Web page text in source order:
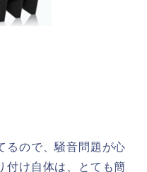
るので、騒音問題が心
付け自体は、とても簡